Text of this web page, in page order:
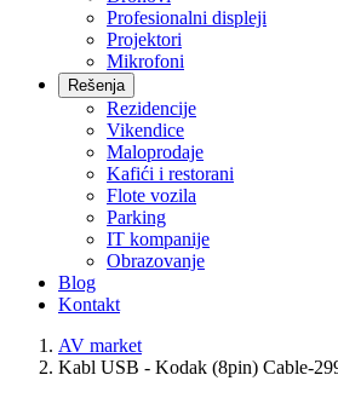
Profesionalni displeji
Projektori
Mikrofoni
Rešenja
Rezidencije
Vikendice
Maloprodaje
Kafići i restorani
Flote vozila
Parking
IT kompanije
Obrazovanje
Blog
Kontakt
AV market
Kabl USB - Kodak (8pin) Cable-